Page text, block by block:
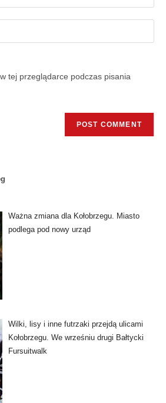
tej przeglądarce podczas pisania
Ważna zmiana dla Kołobrzegu. Miasto
podlega pod nowy urząd
Wilki, lisy i inne futrzaki przejdą ulicami
Kołobrzegu. We wrześniu drugi Bałtycki
Fursuitwalk